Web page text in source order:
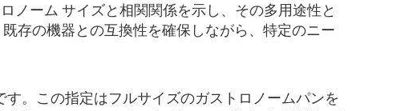
ノーム サイズと相関関係を示し、その多用途性と
存の機器との互換性を確保しながら、特定のニー
。この指定はフルサイズのガストロノームパンを